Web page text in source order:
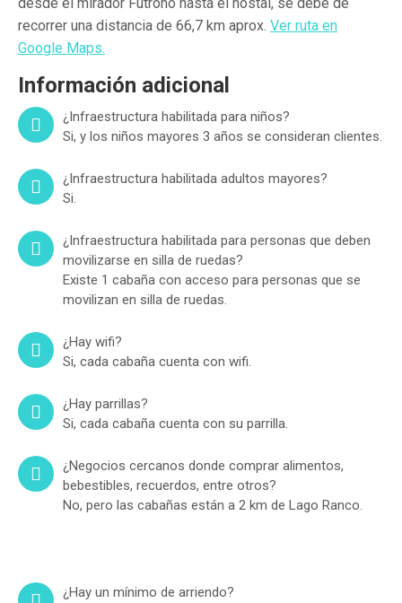
recorrer una distancia de 66,7 km aprox. Ver ruta en
Google Maps.
Información adicional
¿Hay un mínimo de arriendo?
¿Infraestructura habilitada para niños?
Si, y los niños mayores 3 años se consideran clientes.
¿Infraestructura habilitada adultos mayores?
Si.
¿Infraestructura habilitada para personas que deben
movilizarse en silla de ruedas?
Existe 1 cabaña con acceso para personas que se
movilizan en silla de ruedas.
¿Hay wifi?
Si, cada cabaña cuenta con wifi.
¿Hay parrillas?
Si, cada cabaña cuenta con su parrilla.
¿Negocios cercanos donde comprar alimentos,
bebestibles, recuerdos, entre otros?
No, pero las cabañas están a 2 km de Lago Ranco.